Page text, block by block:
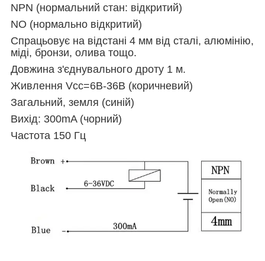
NPN (нормальний стан: відкритий)
NO (нормально відкритий)
Спрацьовує на відстані 4 мм від сталі, алюмінію,
міді, бронзи, олива тощо.
Довжина з'єднувального дроту 1 м.
Живлення Vcc=6В-36В (коричневий)
Загальний, земля (синій)
Вихід: 300mA (чорний)
Частота 150 Гц